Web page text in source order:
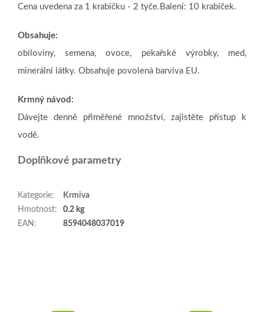
Cena uvedena za 1 krabičku - 2 tyče.Balení: 10 krabiček.
Obsahuje:
obiloviny, semena, ovoce, pekařské výrobky, med,
minerální látky. Obsahuje povolená barviva EU.
Krmný návod :
Dávejte denně přiměřené množství, zajistěte přístup k
vodě.
Doplňkové parametry
Kategorie:
Krmiva
Hmotnost:
0.2 kg
EAN : 8594048037019